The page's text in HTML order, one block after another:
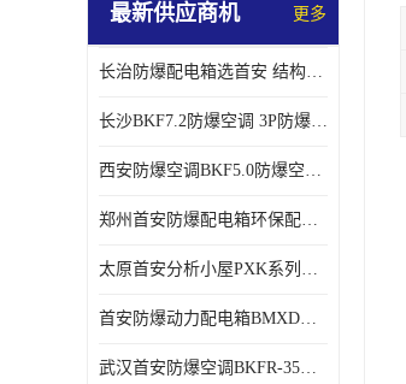
最新供应商机 更多
长治防爆配电箱选首安 结构紧凑、价格合理、资质齐全
长沙BKF7.2防爆空调 3P防爆空调与普通空调有什么区别
西安防爆空调BKF5.0防爆空调技术参数
郑州首安防爆配电箱环保配套用防爆配电箱
太原首安分析小屋PXK系列在线分析小屋厂家
首安防爆动力配电箱BMXD系列防爆配电箱技术参数
武汉首安防爆空调BKFR-35防爆空调生产厂家